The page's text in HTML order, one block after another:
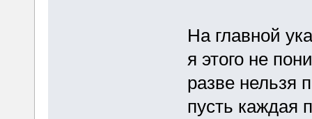
На главной
я этого не
разве нельзя
пусть каждая